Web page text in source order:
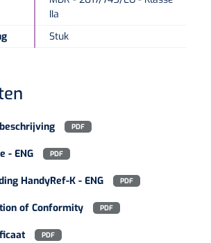
IIa
Stuk
PDF
- ENG PDF
HandyRef-K - ENG PDF
of Conformity PDF
PDF